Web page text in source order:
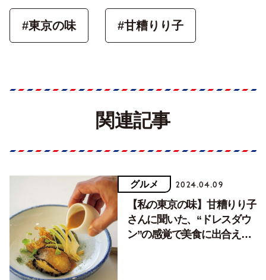
#東京の味 #甘糟りり子
関連記事
グルメ 2024.04.09
【私の東京の味】甘糟りり子
さんに聞いた、“ドレスダウ
ン”の感覚で美食に出合える3